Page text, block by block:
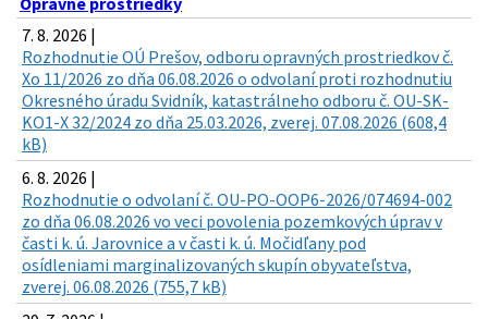
7. 8. 2026 |
Rozhodnutie OÚ Prešov, odboru opravných prostriedkov č.
Xo 11/2026 zo dňa 06.08.2026 o odvolaní proti rozhodnutiu
Okresného úradu Svidník, katastrálneho odboru č. OU-SK-
KO1-X 32/2024 zo dňa 25.03.2026, zverej. 07.08.2026 (608,4
kB)
6. 8. 2026 |
Rozhodnutie o odvolaní č. OU-PO-OOP6-2026/074694-002
zo dňa 06.08.2026 vo veci povolenia pozemkových úprav v
časti k. ú. Jarovnice a v časti k. ú. Močidľany pod
osídleniami marginalizovaných skupín obyvateľstva,
zverej. 06.08.2026 (755,7 kB)